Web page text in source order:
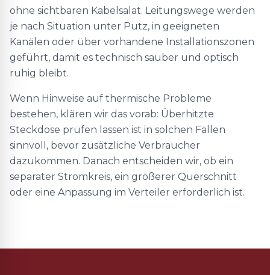
ohne sichtbaren Kabelsalat. Leitungswege werden
je nach Situation unter Putz, in geeigneten
Kanälen oder über vorhandene Installationszonen
geführt, damit es technisch sauber und optisch
ruhig bleibt.
Wenn Hinweise auf thermische Probleme
bestehen, klären wir das vorab: Überhitzte
Steckdose prüfen lassen ist in solchen Fällen
sinnvoll, bevor zusätzliche Verbraucher
dazukommen. Danach entscheiden wir, ob ein
separater Stromkreis, ein größerer Querschnitt
oder eine Anpassung im Verteiler erforderlich ist.